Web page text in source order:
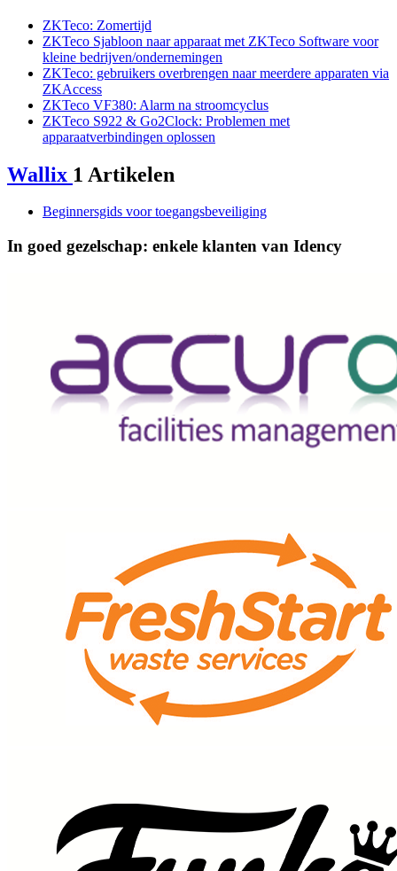
ZKTeco: Zomertijd
ZKTeco Sjabloon naar apparaat met ZKTeco Software voor
kleine bedrijven/ondernemingen
ZKTeco: gebruikers overbrengen naar meerdere apparaten via
ZKAccess
ZKTeco VF380: Alarm na stroomcyclus
ZKTeco S922 & Go2Clock: Problemen met
apparaatverbindingen oplossen
Wallix 1 Artikelen
Beginnersgids voor toegangsbeveiliging
In goed gezelschap: enkele klanten van Idency